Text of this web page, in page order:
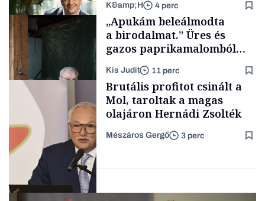
Makro
TÁMOGATÓI
TARTALOM
K&amp;H 4 perc
Családi
vállalkozások
„Apukám beleálmodta
a birodalmat.” Üres és
gazos paprikamalomból
lett az igazi családi
fűszersztori
Kis Judit 11 perc
Brutális profitot csinált a
Mol, taroltak a magas
olajáron Hernádi Zsolték
Mészáros Gergő 3 perc